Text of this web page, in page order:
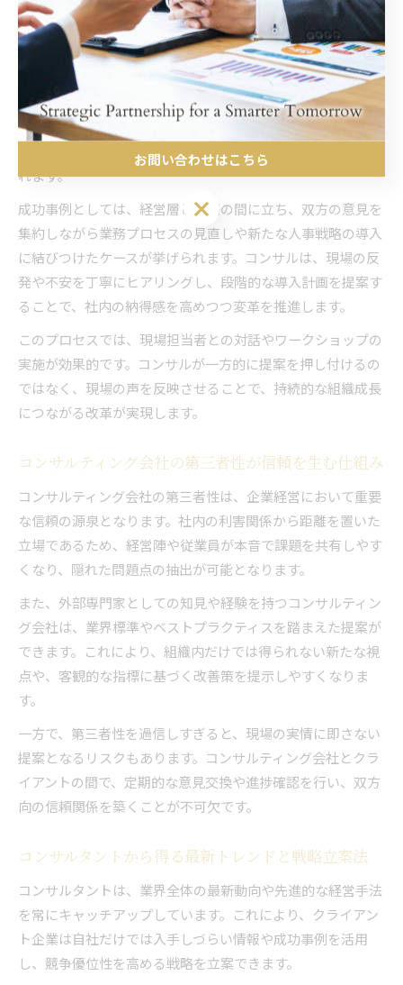
社内外の視点を融合したコンサル活用の成功パターン
コンサルの役割は単なるアドバイザーにとどまらず、社内の
知見と外部の専門性を融合させる「橋渡し」として発揮され
ます。現場の実情を尊重しつつ、最新の業界トレンドや他社
事例を組み合わせることで、より実効性の高い解決策が生ま
れます。
成功事例としては、経営層と現場の間に立ち、双方の意見を
集約しながら業務プロセスの見直しや新たな人事戦略の導入
に結びつけたケースが挙げられます。コンサルは、現場の反
発や不安を丁寧にヒアリングし、段階的な導入計画を提案す
ることで、社内の納得感を高めつつ変革を推進します。
このプロセスでは、現場担当者との対話やワークショップの
実施が効果的です。コンサルが一方的に提案を押し付けるの
ではなく、現場の声を反映させることで、持続的な組織成長
につながる改革が実現します。
コンサルティング会社の第三者性が信頼を生む仕組み
コンサルティング会社の第三者性は、企業経営において重要
な信頼の源泉となります。社内の利害関係から距離を置いた
立場であるため、経営陣や従業員が本音で課題を共有しやす
くなり、隠れた問題点の抽出が可能となります。
また、外部専門家としての知見や経験を持つコンサルティン
グ会社は、業界標準やベストプラクティスを踏まえた提案が
できます。これにより、組織内だけでは得られない新たな視
点や、客観的な指標に基づく改善策を提示しやすくなりま
す。
一方で、第三者性を過信しすぎると、現場の実情に即さない
提案となるリスクもあります。コンサルティング会社とクラ
イアントの間で、定期的な意見交換や進捗確認を行い、双方
向の信頼関係を築くことが不可欠です。
コンサルタントから得る最新トレンドと戦略立案法
コンサルタントは、業界全体の最新動向や先進的な経営手法
を常にキャッチアップしています。これにより、クライアン
ト企業は自社だけでは入手しづらい情報や成功事例を活用
し、競争優位性を高める戦略を立案できます。
お問い合わせはこちら
お問い合わせはこちら